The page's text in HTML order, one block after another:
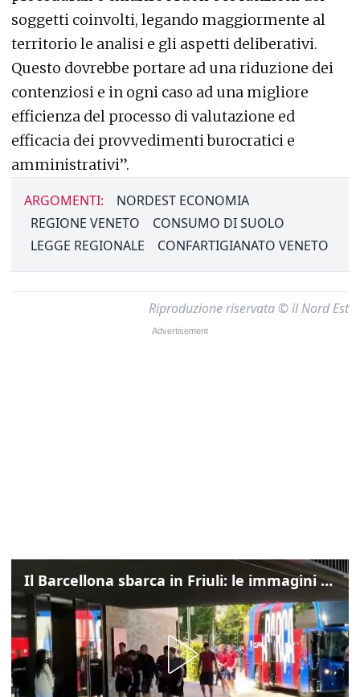
soggetti coinvolti, legando maggiormente al
territorio le analisi e gli aspetti deliberativi.
Questo dovrebbe portare ad una riduzione dei
contenziosi e in ogni caso ad una migliore
efficienza del processo di valutazione ed
efficacia dei provvedimenti burocratici e
amministrativi”.
ARGOMENTI:
NORDEST ECONOMIA
REGIONE VENETO
CONSUMO DI SUOLO
LEGGE REGIONALE
CONFARTIGIANATO VENETO
Riproduzione riservata © il Nord Est
Il Barcellona sbarca in Friuli: le immagini dell'arrivo in albergo